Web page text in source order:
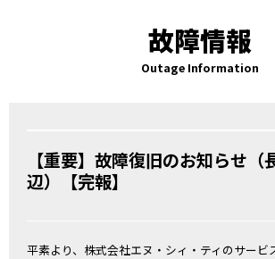
故障情報
Outage Information
【重要】故障復旧のお知らせ（
辺）【完報】
平素より、株式会社エヌ・シィ・ティのサービ